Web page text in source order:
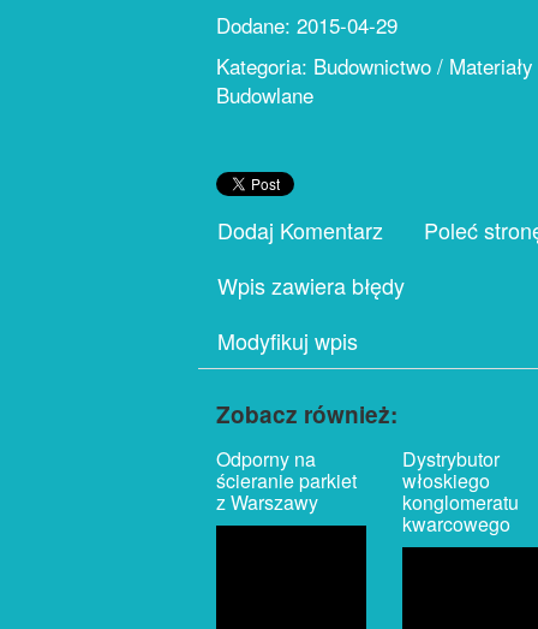
Dodane: 2015-04-29
Kategoria: Budownictwo / Materiały
Budowlane
Dodaj Komentarz
Poleć
Wpis zawiera błędy
Modyfikuj wpis
Zobacz również:
Odporny na
ścieranie parkiet
z Warszawy
Dystrybutor
włoskiego
konglomeratu
kwarcowego